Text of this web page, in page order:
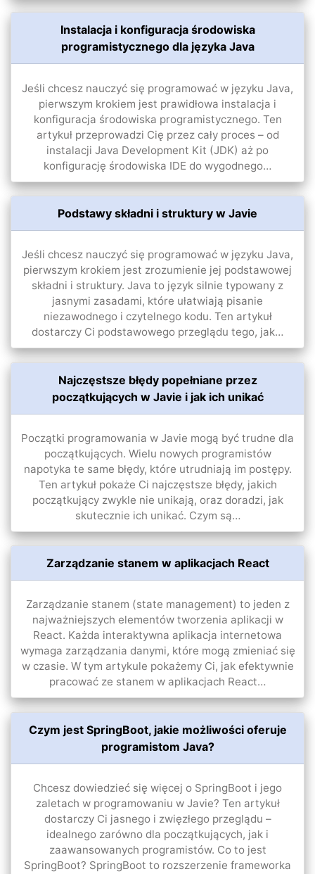
Instalacja i konfiguracja środowiska
programistycznego dla języka Java
Jeśli chcesz nauczyć się programować w języku Java,
pierwszym krokiem jest prawidłowa instalacja i
konfiguracja środowiska programistycznego. Ten
artykuł przeprowadzi Cię przez cały proces – od
instalacji Java Development Kit (JDK) aż po
konfigurację środowiska IDE do wygodnego…
Podstawy składni i struktury w Javie
Jeśli chcesz nauczyć się programować w języku Java,
pierwszym krokiem jest zrozumienie jej podstawowej
składni i struktury. Java to język silnie typowany z
jasnymi zasadami, które ułatwiają pisanie
niezawodnego i czytelnego kodu. Ten artykuł
dostarczy Ci podstawowego przeglądu tego, jak…
Najczęstsze błędy popełniane przez
początkujących w Javie i jak ich unikać
Początki programowania w Javie mogą być trudne dla
początkujących. Wielu nowych programistów
napotyka te same błędy, które utrudniają im postępy.
Ten artykuł pokaże Ci najczęstsze błędy, jakich
początkujący zwykle nie unikają, oraz doradzi, jak
skutecznie ich unikać. Czym są…
Zarządzanie stanem w aplikacjach React
Zarządzanie stanem (state management) to jeden z
najważniejszych elementów tworzenia aplikacji w
React. Każda interaktywna aplikacja internetowa
wymaga zarządzania danymi, które mogą zmieniać się
w czasie. W tym artykule pokażemy Ci, jak efektywnie
pracować ze stanem w aplikacjach React…
Czym jest SpringBoot, jakie możliwości oferuje
programistom Java?
Chcesz dowiedzieć się więcej o SpringBoot i jego
zaletach w programowaniu w Javie? Ten artykuł
dostarczy Ci jasnego i zwięzłego przeglądu –
idealnego zarówno dla początkujących, jak i
zaawansowanych programistów. Co to jest
SpringBoot? SpringBoot to rozszerzenie frameworka